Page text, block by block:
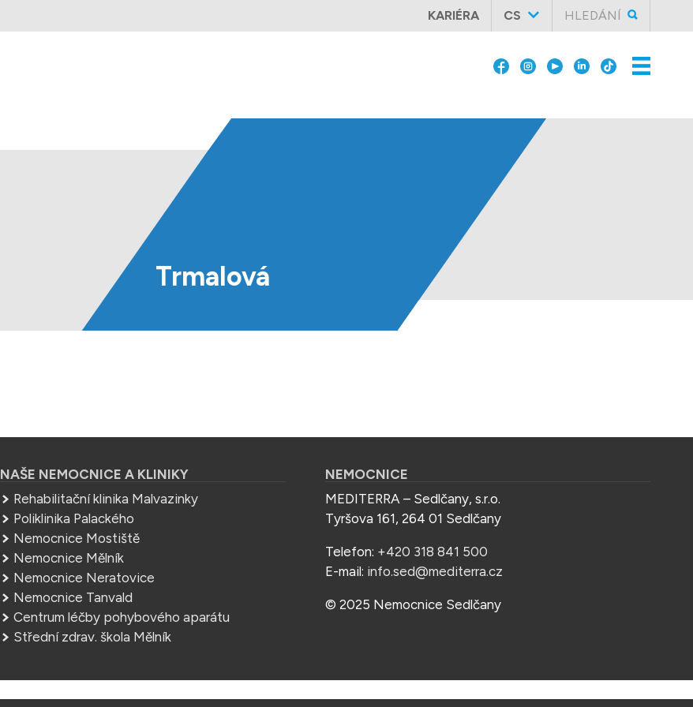
HLEDÁNÍ
KARIÉRA CS
Trmalová
NAŠE NEMOCNICE A KLINIKY
Rehabilitační klinika Malvazinky
Poliklinika Palackého
Nemocnice Mostiště
Nemocnice Mělník
Nemocnice Neratovice
Nemocnice Tanvald
Centrum léčby pohybového aparátu
Střední zdrav. škola Mělník
NEMOCNICE
MEDITERRA – Sedlčany, s.r.o.
Tyršova 161, 264 01 Sedlčany
Telefon: +420 318 841 500
E-mail: info.sed@mediterra.cz
© 2025 Nemocnice Sedlčany